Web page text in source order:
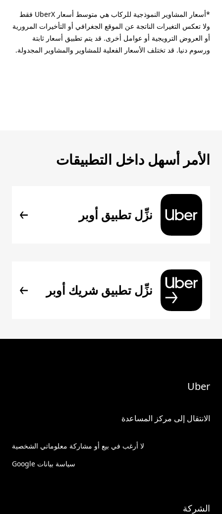
*أسعار المشاوير النموذجية للركاب هي متوسط أسعار UberX فقط
ولا تعكس التغيرات الناتجة عن الموقع الجغرافي أو التأخيرات المرورية
أو العروض الترويجية أو عوامل أخرى. قد يتم تطبيق أسعار ثابتة
ورسوم دنيا. قد تختلف الأسعار الفعلية للمشاوير والمشاوير المجدولة.
الأمر أسهل داخل التطبيقات
نزِّل تطبيق أوبر
نزِّل تطبيق شريك أوبر
Uber
الانتقال إلى مركز المساعدة
لا أرغب في بيع أو مشاركة معلوماتي الشخصية
سياسة بيانات Google
الشركة